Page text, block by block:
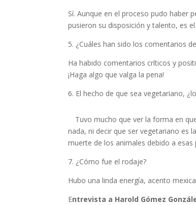
Sí. Aunque en el proceso pudo haber
pusieron su disposición y talento, es
5. ¿Cuáles han sido los comentarios
Ha habido comentarios críticos y
¡Haga algo que valga la pena!
6. El hecho de que sea vegetariano,
Tuvo mucho que ver la forma en
nada, ni decir que ser vegetariano es
muerte de los animales debido a esas
7. ¿Cómo fue el rodaje?
Hubo una linda energía, acento
Entrevista a Harold Gómez